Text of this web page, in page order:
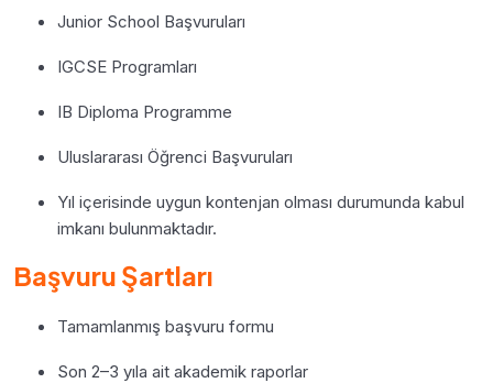
Junior School Başvuruları
IGCSE Programları
IB Diploma Programme
Uluslararası Öğrenci Başvuruları
Yıl içerisinde uygun kontenjan olması durumunda kabul
imkanı bulunmaktadır.
Başvuru Şartları
Tamamlanmış başvuru formu
Son 2–3 yıla ait akademik raporlar